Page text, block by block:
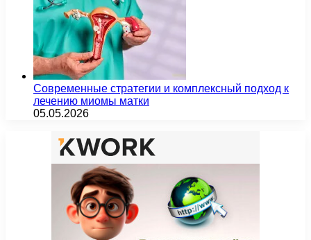
Современные стратегии и комплексный подход к
лечению миомы матки
05.05.2026